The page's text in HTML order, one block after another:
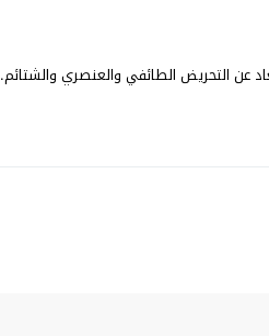
عن التحريض الطائفي والعنصري والشتائم.